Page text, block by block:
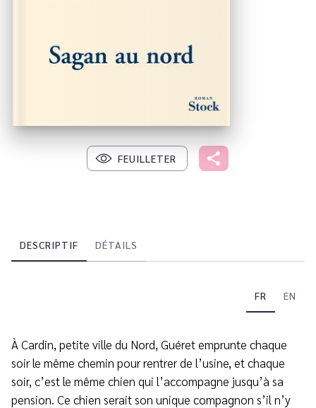
FEUILLETER
DESCRIPTIF DÉTAILS
FR EN
À Cardin, petite ville du Nord, Guéret emprunte chaque
soir le même chemin pour rentrer de l’usine, et chaque
soir, c’est le même chien qui l’accompagne jusqu’à sa
pension. Ce chien serait son unique compagnon s’il n’y